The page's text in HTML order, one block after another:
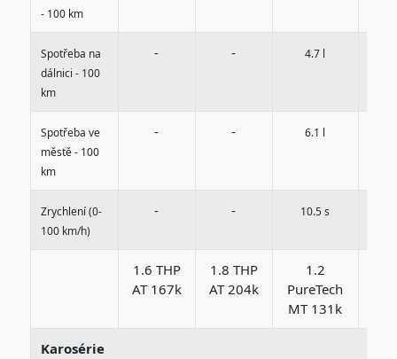
- 100 km
Spotřeba na
dálnici - 100
km
- - 4.7 l
Spotřeba ve
městě - 100
km
- - 6.1 l
Zrychlení (0-
100 km/h)
- - 10.5 s
1.6 THP
AT 167k
1.8 THP
AT 204k
1.2
PureTech
MT 131k
Karosérie